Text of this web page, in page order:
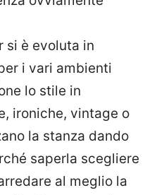
si è evoluta in
i vari ambienti
lo stile in
ironiche, vintage o
la stanza dando
saperla scegliere
al meglio la